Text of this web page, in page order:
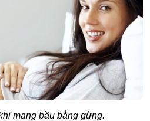
mang bầu bằng gừng.